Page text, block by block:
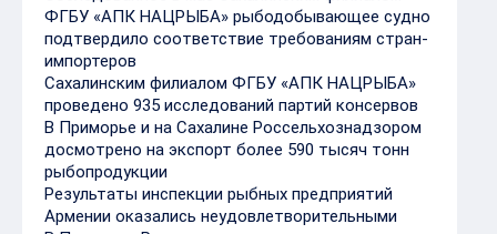
ФГБУ «АПК НАЦРЫБА» рыбодобывающее судно
подтвердило соответствие требованиям стран-
импортеров
Сахалинским филиалом ФГБУ «АПК НАЦРЫБА»
проведено 935 исследований партий консервов
В Приморье и на Сахалине Россельхознадзором
досмотрено на экспорт более 590 тысяч тонн
рыбопродукции
Результаты инспекции рыбных предприятий
Армении оказались неудовлетворительными